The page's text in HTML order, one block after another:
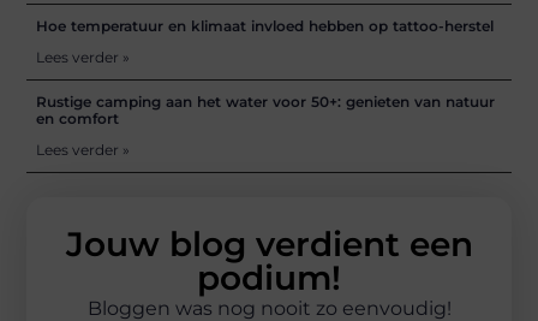
Hoe temperatuur en klimaat invloed hebben op tattoo-herstel
Lees verder »
Rustige camping aan het water voor 50+: genieten van natuur
en comfort
Lees verder »
Jouw blog verdient een
podium!
Bloggen was nog nooit zo eenvoudig!